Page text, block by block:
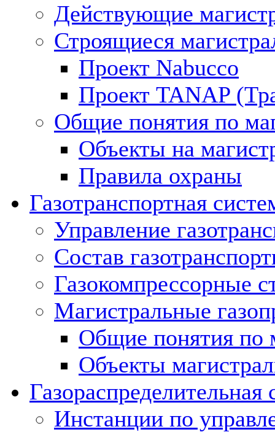
Действующие
Строящиеся
Проект Nabucco
Проект TANAP
Общие понятия по
Объекты на
Правила охраны
Газотранспортная
Управление
Состав
Газокомпрессорные
Магистральные
Общие понятия по
Объекты
Газораспределительная
Инстанции по